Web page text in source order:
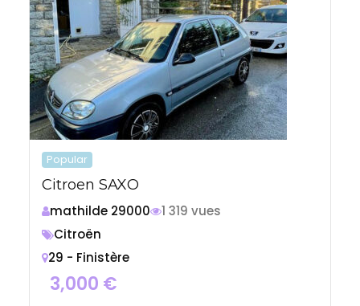
Popular
Citroen SAXO
mathilde 29000
1 319 vues
Citroën
29 - Finistère
3,000 €